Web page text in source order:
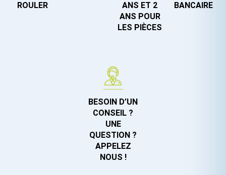
ROULER
ANS ET 2
ANS POUR
LES PIÈCES
BANCAIRE
BESOIN D’UN
CONSEIL ?
UNE
QUESTION ?
APPELEZ
NOUS !